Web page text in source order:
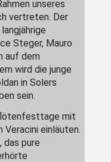
unseres
vertreten. Der
Steger, Mauro
auf dem
wird die junge
in Solers
sein.
mit
Veracini einläuten.
das pure